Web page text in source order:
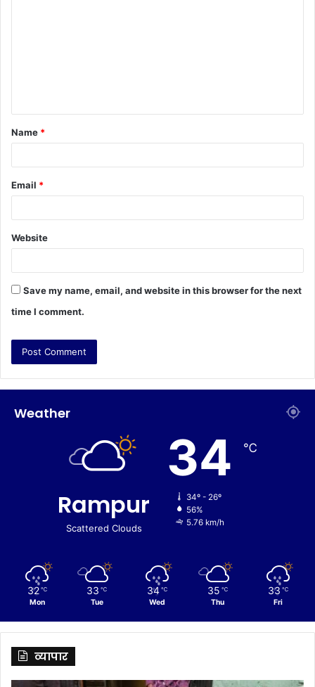
t
*
Name *
Email *
Website
Save my name, email, and website in this browser for the next
time I comment.
Weather
Rampur
Scattered Clouds
34 ℃
34º - 26º
56%
5.76 km/h
32 ℃
Mon
33 ℃
Tue
34 ℃
Wed
35 ℃
Thu
33 ℃
Fri
व्यापार